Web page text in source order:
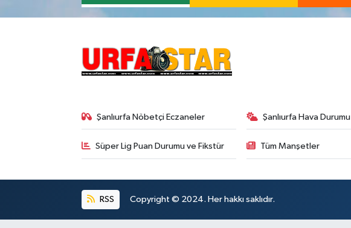
Şanlıurfa Nöbetçi Eczaneler Şanlıurfa Hava Durumu
Süper Lig Puan Durumu ve Fikstür Tüm Manşetler
RSS Copyright © 2024. Her hakkı saklıdır.